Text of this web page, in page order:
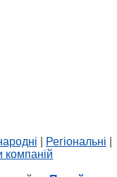
Регіональні
компаній